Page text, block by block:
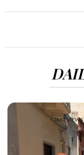
1663 VIEWS